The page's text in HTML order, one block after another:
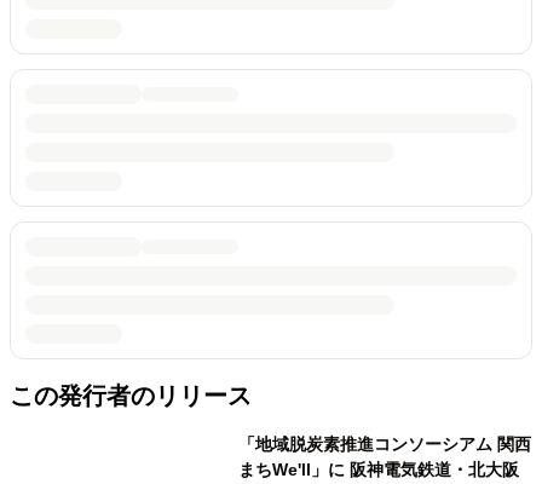
この発行者のリリース
「地域脱炭素推進コンソーシアム 関西
まちWe'll」に 阪神電気鉄道・北大阪